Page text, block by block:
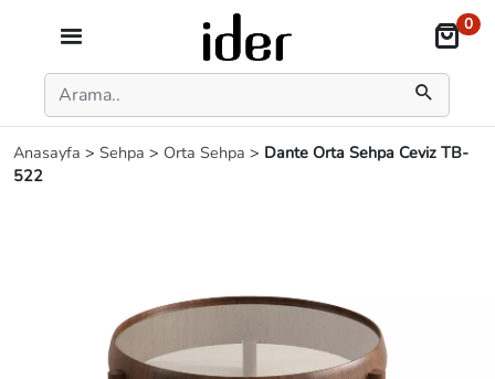
0
Anasayfa > Sehpa > Orta Sehpa > Dante Orta Sehpa Ceviz TB-
522